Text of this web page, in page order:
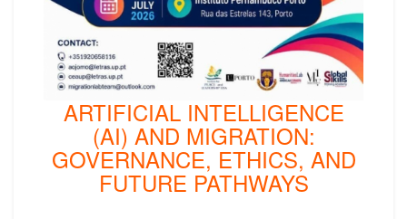
ARTIFICIAL INTELLIGENCE
(AI) AND MIGRATION:
GOVERNANCE, ETHICS, AND
FUTURE PATHWAYS